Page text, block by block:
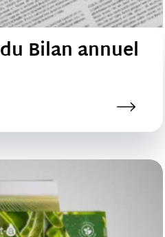
Bilan annuel